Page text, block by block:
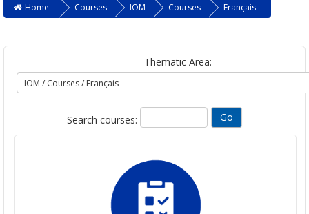
English ‎(en)‎
Home Courses IOM Courses Français
Thematic Area:
Search courses: